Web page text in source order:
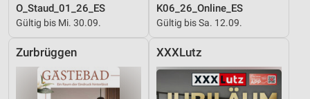
O_Staud_01_26_ES
Gültig bis Mi. 30.09.
K06_26_Online_ES
Gültig bis Sa. 12.09.
Zurbrüggen XXXLutz